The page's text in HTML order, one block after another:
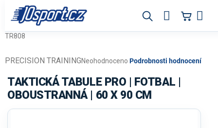
obsah
TR808
Průměrné
produktu
je
0,0
Neohodnoceno Podrobnosti hodnocení
PRECISION TRAINING
TAKTICKÁ TABULE PRO | FOTBAL |
OBOUSTRANNÁ | 60 X 90 CM